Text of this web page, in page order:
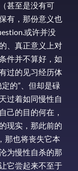
甚至是没有可
有，那份意义也
或许并没
、真正意义上对
件并不算好，如
过的见习经历体
的”、但却是碌
过着如同慢性自
己的目的何在，
现实，那此前的
那也将丧失它本
为慢性自杀的那
它尝起来不至于